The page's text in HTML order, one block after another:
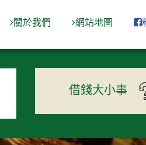
關於我們 網站地圖
借錢大小事